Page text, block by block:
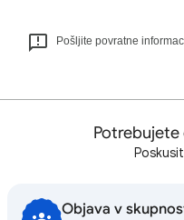
Pošljite povratne
Objava v